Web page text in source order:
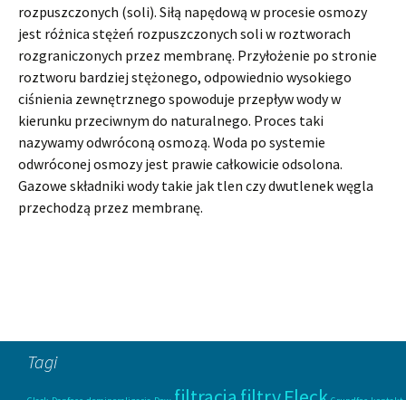
rozpuszczonych (soli). Siłą napędową w procesie osmozy
jest różnica stężeń rozpuszczonych soli w roztworach
rozgraniczonych przez membranę. Przyłożenie po stronie
roztworu bardziej stężonego, odpowiednio wysokiego
ciśnienia zewnętrznego spowoduje przepływ wody w
kierunku przeciwnym do naturalnego. Proces taki
nazywamy odwróconą osmozą. Woda po systemie
odwróconej osmozy jest prawie całkowicie odsolona.
Gazowe składniki wody takie jak tlen czy dwutlenek węgla
przechodzą przez membranę.
Tagi